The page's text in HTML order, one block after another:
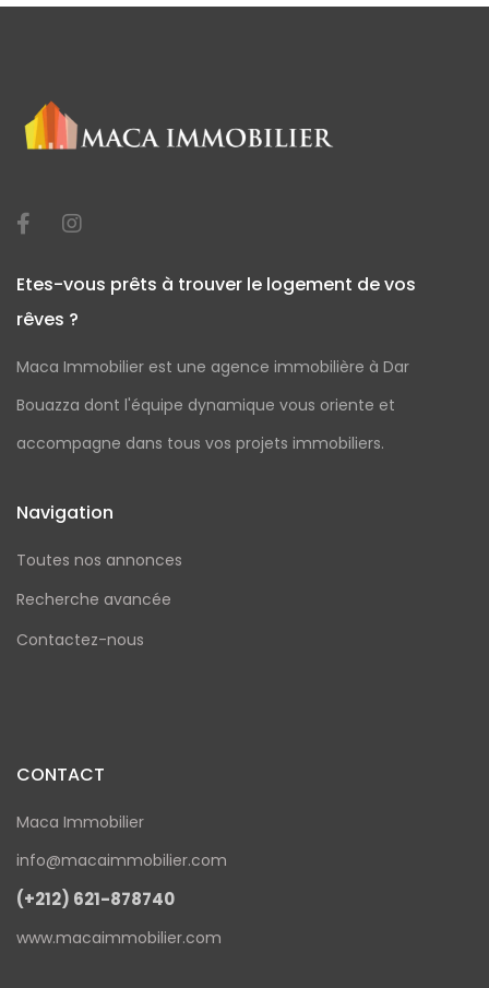
Etes-vous prêts à trouver le logement de vos
rêves ?
Maca Immobilier est une agence immobilière à Dar
Bouazza dont l'équipe dynamique vous oriente et
accompagne dans tous vos projets immobiliers.
Navigation
Toutes nos annonces
Recherche avancée
Contactez-nous
CONTACT
Maca Immobilier
info@macaimmobilier.com
(+212) 621-878740
www.macaimmobilier.com